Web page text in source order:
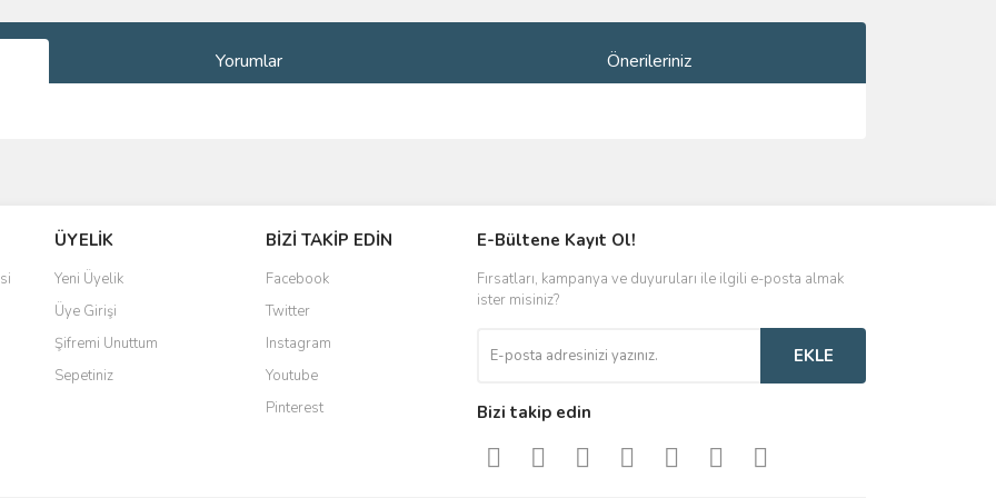
Yorumlar Önerileriniz
ÜYELİK
Yeni Üyelik
Üye Girişi
Şifremi Unuttum
Sepetiniz
BİZİ TAKİP EDİN
Facebook
Twitter
Instagram
Youtube
Pinterest
E-Bültene Kayıt Ol!
Fırsatları, kampanya ve duyuruları ile ilgili e-posta almak
ister misiniz?
EKLE
Bizi takip edin